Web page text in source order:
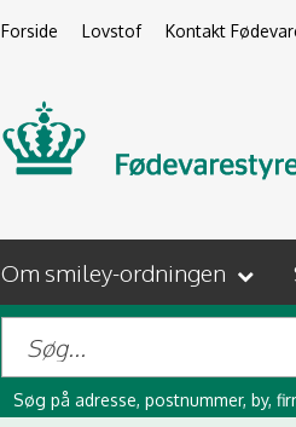
Forside Lovstof Kontakt
Om smiley-ordningen
Søg på adresse, postnummer, by,